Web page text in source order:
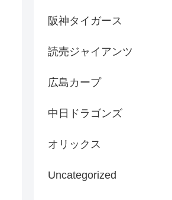
阪神タイガース
読売ジャイアンツ
広島カープ
中日ドラゴンズ
オリックス
Uncategorized